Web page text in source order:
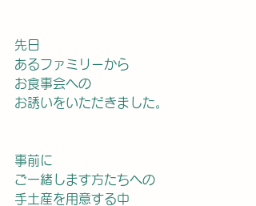
先日
あるファミリーから
お食事会への
お誘いをいただきました。
事前に
ご一緒します方たちへの
手土産を用意する中